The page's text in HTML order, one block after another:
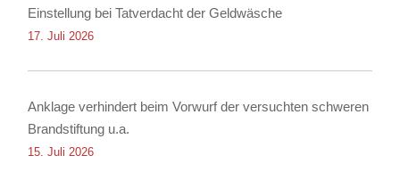
Einstellung bei Tatverdacht der Geldwäsche
17. Juli 2026
Anklage verhindert beim Vorwurf der versuchten schweren
Brandstiftung u.a.
15. Juli 2026